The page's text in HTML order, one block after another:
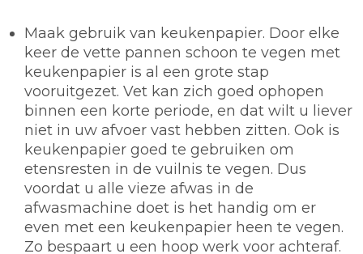
Maak gebruik van keukenpapier. Door elke
keer de vette pannen schoon te vegen met
keukenpapier is al een grote stap
vooruitgezet. Vet kan zich goed ophopen
binnen een korte periode, en dat wilt u liever
niet in uw afvoer vast hebben zitten. Ook is
keukenpapier goed te gebruiken om
etensresten in de vuilnis te vegen. Dus
voordat u alle vieze afwas in de
afwasmachine doet is het handig om er
even met een keukenpapier heen te vegen.
Zo bespaart u een hoop werk voor achteraf.